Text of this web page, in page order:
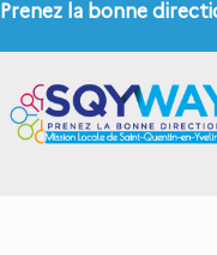
Prenez la bonne